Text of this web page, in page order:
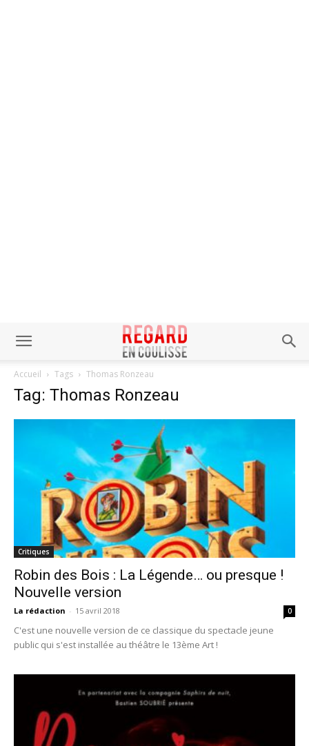
Accueil Tags Thomas Ronzeau
Tag: Thomas Ronzeau
Critiques
Robin des Bois : La Légende… ou presque !
Nouvelle version
La rédaction - 15 avril 2018 0
C'est une nouvelle version de ce classique du spectacle jeune
public qui s'est installée au théâtre le 13ème Art !